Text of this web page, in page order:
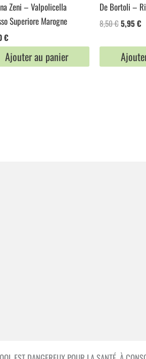
Zeni – Valpolicella
Superiore Marogne
€
Ajouter au panier
De Bortoli –
8,50€Le
était :
8,50 €.
5,95€Le